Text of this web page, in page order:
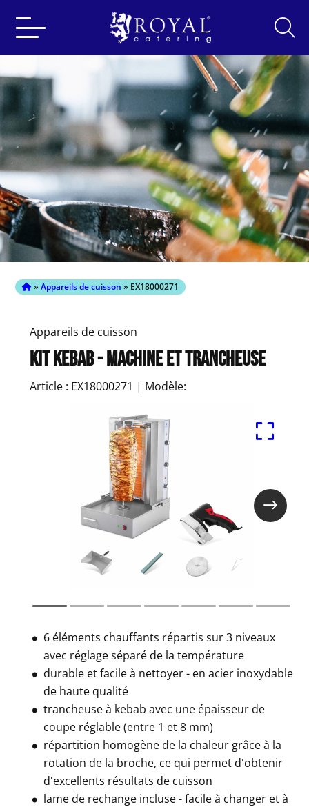
for:
»Appareils de cuisson » EX18000271
Appareils de cuisson
Kit Kebab - Machine et Trancheuse
Article : EX18000271 | Modèle:
6 éléments chauffants répartis sur 3 niveaux
avec réglage séparé de la température
durable et facile à nettoyer - en acier inoxydable
de haute qualité
trancheuse à kebab avec une épaisseur de
coupe réglable (entre 1 et 8 mm)
répartition homogène de la chaleur grâce à la
rotation de la broche, ce qui permet d'obtenir
d'excellents résultats de cuisson
lame de rechange incluse - facile à changer et à